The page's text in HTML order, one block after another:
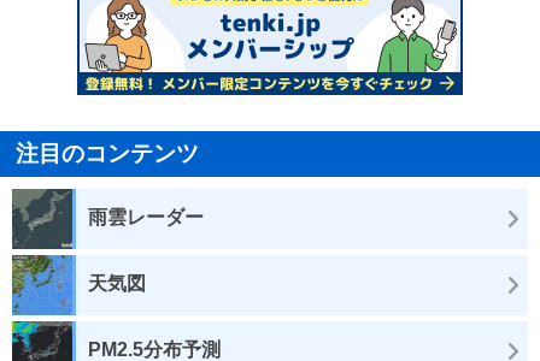
注目のコンテンツ
雨雲レーダー
天気図
PM2.5分布予測